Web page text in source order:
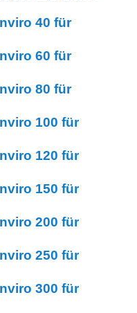
40 für
60 für
80 für
100 für
120 für
150 für
200 für
250 für
300 für